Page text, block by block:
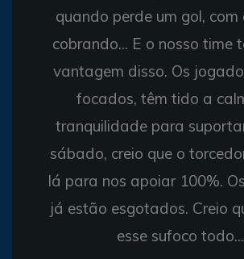
quando perde um gol,
cobrando... E o nosso time
vantagem disso. Os
focados, têm tido a
tranquilidade para
sábado, creio que o
lá para nos apoiar 100%.
já estão esgotados. Creio
esse sufoco todo...